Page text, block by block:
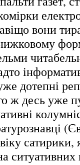
вони
дотепні
ж десь уже
ситуативних